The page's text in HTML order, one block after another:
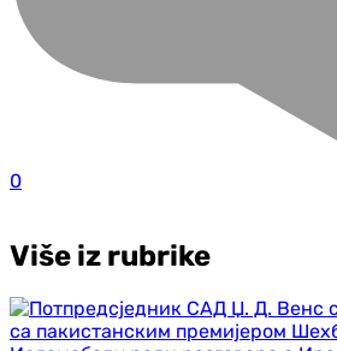
0
Više iz rubrike